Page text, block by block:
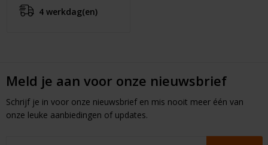
4 werkdag(en)
Meld je aan voor onze nieuwsbrief
Schrijf je in voor onze nieuwsbrief en mis nooit meer één van
onze leuke aanbiedingen of updates.